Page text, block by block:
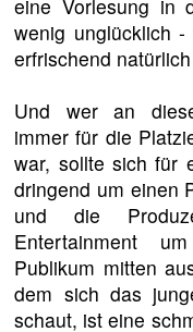
eine Vorlesung in
wenig unglücklich
erfrischend
Und wer an
immer für die
war, sollte sich für
dringend um einen
und die
Entertainment
Publikum mitten
dem sich das
schaut, ist eine